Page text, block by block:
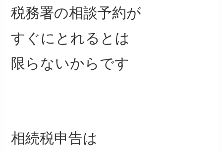
税務署の相談予約が
すぐにとれるとは
限らないからです
相続税申告は